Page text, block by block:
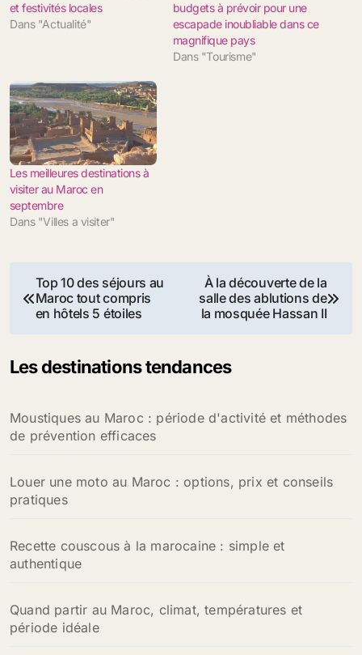
et festivités locales
Dans "Actualité"
budgets à prévoir pour une
escapade inoubliable dans ce
magnifique pays
Dans "Tourisme"
Les meilleures destinations à
visiter au Maroc en
septembre
Dans "Villes a visiter"
Navigation
de
Top 10 des séjours au
Maroc tout compris
en hôtels 5 étoiles
À la découverte de la
salle des ablutions de
la mosquée Hassan II
Les destinations tendances
Moustiques au Maroc : période d'activité et méthodes
de prévention efficaces
Louer une moto au Maroc : options, prix et conseils
pratiques
Recette couscous à la marocaine : simple et
authentique
Quand partir au Maroc, climat, températures et
période idéale